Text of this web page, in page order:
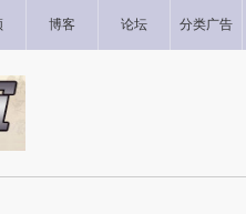
博客 论坛 分类广告